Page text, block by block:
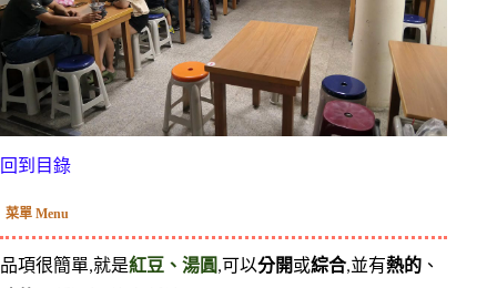
回到目錄
菜單 Menu
品項很簡單,就是紅豆、湯圓,可以分開或綜合,並有熱的 、